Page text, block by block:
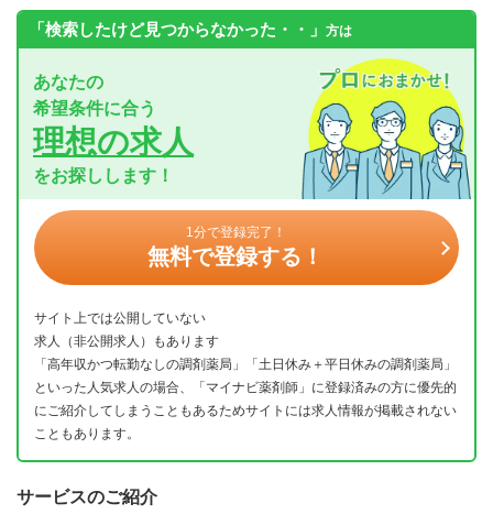
「検索したけど見つからなかった・・」 方は
あなたの
希望条件に合う
理想の求人
をお探しします！
1分で登録完了！
無料で登録する！
サイト上では公開していない
求人（非公開求人）もあります
「高年収かつ転勤なしの調剤薬局」「土日休み＋平日休みの調剤薬局」
といった人気求人の場合、「マイナビ薬剤師」に登録済みの方に優先的
にご紹介してしまうこともあるためサイトには求人情報が掲載されない
こともあります。
サービスのご紹介